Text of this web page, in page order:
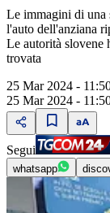
Le immagini di una
l'auto dell'anziana
Le autorità slovene
trovata
25 Mar 2024 -
25 Mar 2024 -
Segui
whatsapp